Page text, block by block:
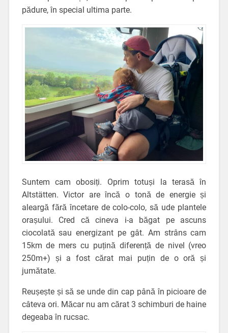
pădure, în special ultima parte.
Suntem cam obosiți. Oprim totuși la terasă în
Altstätten. Victor are încă o tonă de energie și
aleargă fără încetare de colo-colo, să ude plantele
orașului. Cred că cineva i-a băgat pe ascuns
ciocolată sau energizant pe gât. Am strâns cam
15km de mers cu puțină diferență de nivel (vreo
250m+) și a fost cărat mai puțin de o oră și
jumătate.
Reușește și să se unde din cap până în picioare de
câteva ori. Măcar nu am cărat 3 schimburi de haine
degeaba în rucsac.